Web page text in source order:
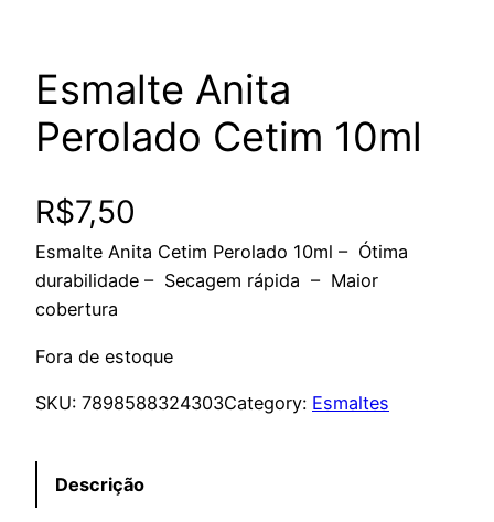
Esmalte Anita
Perolado Cetim 10ml
R$7,50
Esmalte Anita Cetim Perolado 10ml – Ótima
durabilidade – Secagem rápida – Maior
cobertura
Fora de estoque
SKU: 7898588324303Category: Esmaltes
Descrição